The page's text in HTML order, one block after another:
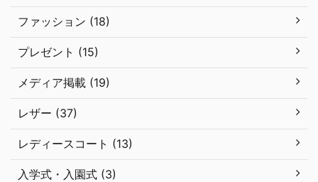
ファッション (18)
プレゼント (15)
メディア掲載 (19)
レザー (37)
レディースコート (13)
入学式・入園式 (3)